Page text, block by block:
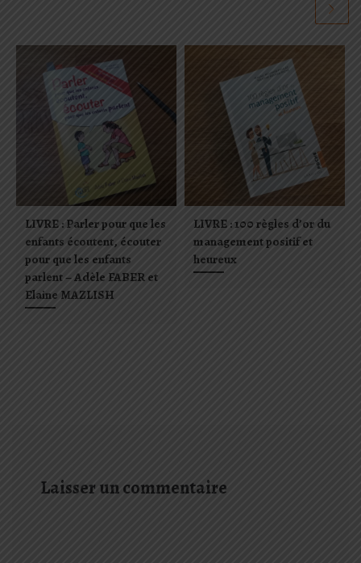
LIVRE : Parler pour que les
enfants écoutent, écouter
pour que les enfants
parlent – Adèle FABER et
Elaine MAZLISH
LIVRE : 100 règles d’or du
management positif et
heureux
Laisser un commentaire